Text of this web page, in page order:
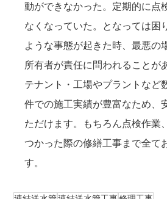
動ができなかった。定期的に点
なくなっていた。となっては困
ような事態が起きた時、最悪の
所有者が責任に問われることが
テナント・工場やプラントなど
件での施工実績が豊富なため、
ただけます。もちろん点検作業
つかった際の修繕工事まで全て
す。